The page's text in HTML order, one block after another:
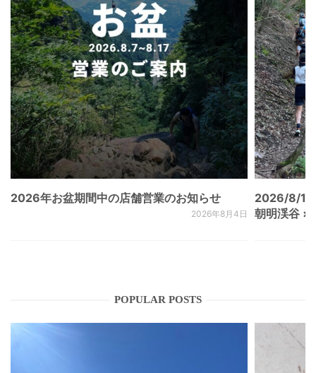
2026年お盆期間中の店舗営業のお知らせ
2026年8月4日
2026/8/
朝明渓谷 ×
POPULAR POSTS